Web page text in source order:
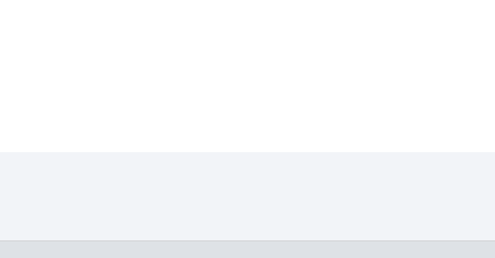
ในคำชี้แจงของ ป.ป.ช. ระบุว่า "นายศักดิ์สยาม เข้าใจว่าได้